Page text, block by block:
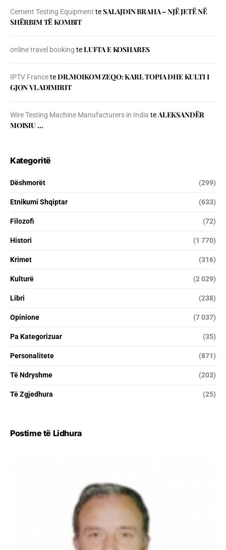
Cement Testing Equipment teSALAJDIN BRAHA – NJЁ JETЁ NЁ
SHЁRBIM TЁ KOMBIT
online travel booking teLUFTA E KOSHARES
IPTV FranceteDR.MOIKOM ZEQO: KARL TOPIA DHE KULTI I
GJON VLADIMIRIT
Wire Testing Machine Manufacturers in India teALEKSANDËR
MOISIU …
Kategoritë
Dëshmorët (299)
Etnikumi Shqiptar (633)
Filozofi (72)
Histori (1 770)
Krimet (316)
Kulturë (2 029)
Libri (238)
Opinione (7 037)
Pa Kategorizuar (35)
Personalitete (871)
Të Ndryshme (203)
Të Zgjedhura (25)
Postime të Lidhura